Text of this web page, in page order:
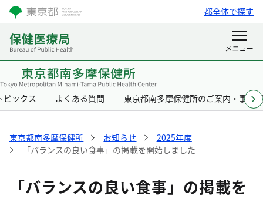
都全体で探す
ピックス よくある質問 東京都南多摩保健所のご案内・事業
東京都南多摩保健所 お知らせ
2025年度
「バランスの良い食事」の掲載を開始しました
「バランスの良い食事」の掲載を